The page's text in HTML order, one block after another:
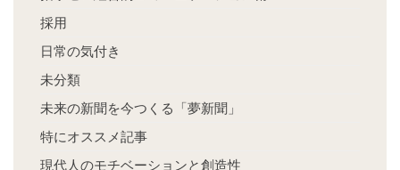
採用
日常の気付き
未分類
未来の新聞を今つくる「夢新聞」
特にオススメ記事
現代人のモチベーションと創造性